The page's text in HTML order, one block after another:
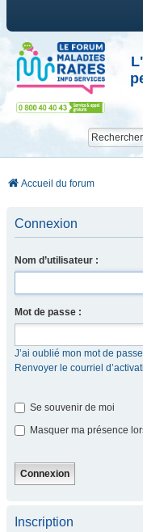
Accueil du forum
Connexion
Nom d’utilisateur :
Mot de passe :
J’ai oublié mon mot de passe
Renvoyer le courriel
Se souvenir de moi
Masquer ma présence
Inscription